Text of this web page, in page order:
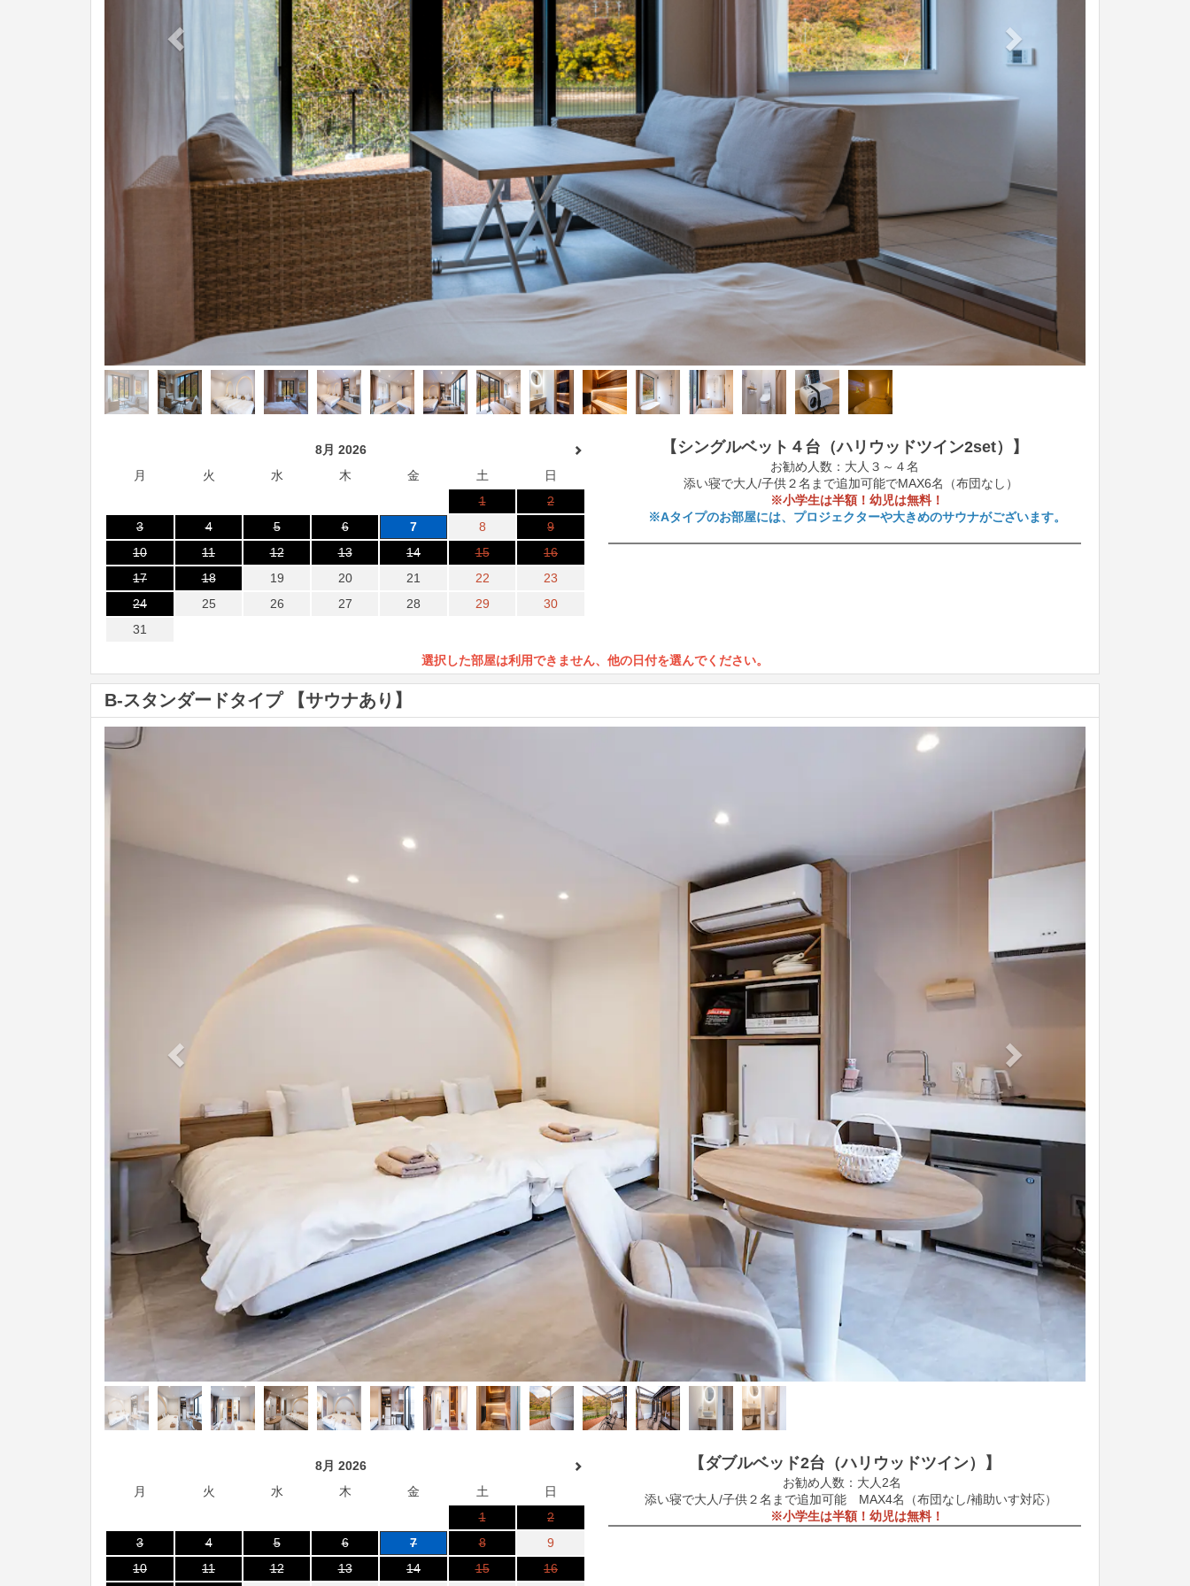
8月 2026
月
火 水 木 金 土
日
1
2
3
4 5 6 7 8
9
10
11 12 13 14 15
16
17
18 19 20 21 22
23
24
25 26 27 28 29
30
31
【シングルベット４台（ハリウッドツイン2set）】
お勧め人数：大人３～４名
添い寝で大人/子供２名まで追加可能でMAX6名（布団なし）
※小学生は半額！幼児は無料！
※Aタイプのお部屋には、プロジェクターや大きめのサウナがございます。
選択した部屋は利用できません、他の日付を選んでください。
B-スタンダードタイプ 【サウナあり】
8月 2026
月
火 水 木 金 土
日
1
2
3
4 5 6 7 8
9
10
11 12 13 14 15 16
【ダブルベッド2台（ハリウッドツイン）】
お勧め人数：大人2名
添い寝で大人/子供２名まで追加可能 MAX4名（布団なし/補助いす対応）
※小学生は半額！幼児は無料！